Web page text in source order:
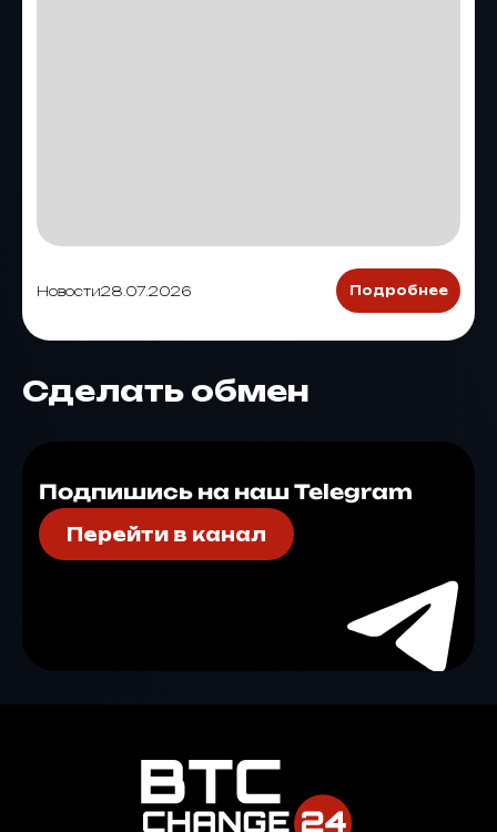
Новости28.07.2026 Подробнее
Сделать обмен
Подпишись на наш Telegram
Перейти в канал